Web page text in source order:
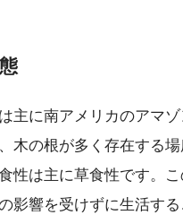
主に南アメリカのアマ
木の根が多く存在する
性は主に草食性です。
影響を受けずに生活す